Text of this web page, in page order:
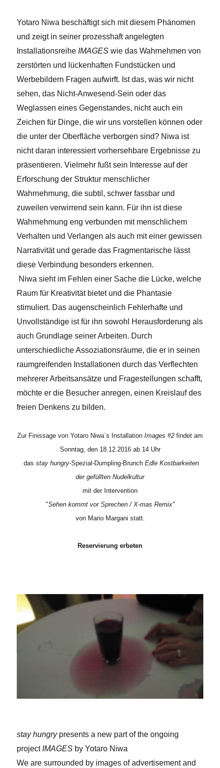
Yotaro Niwa beschäftigt sich mit diesem Phänomen
und zeigt in seiner prozesshaft angelegten
Installationsreihe IMAGES wie das Wahrnehmen von
zerstörten und lückenhaften Fundstücken und
Werbebildern Fragen aufwirft. Ist das, was wir nicht
sehen, das Nicht-Anwesend-Sein oder das
Weglassen eines Gegenstandes, nicht auch ein
Zeichen für Dinge, die wir uns vorstellen können oder
die unter der Oberfläche verborgen sind? Niwa ist
nicht daran interessiert vorhersehbare Ergebnisse zu
präsentieren.Vielmehr fußt sein Interesse auf der
Erforschung der Struktur menschlicher
Wahrnehmung, die subtil, schwer fassbar und
zuweilen verwirrend sein kann. Für ihn ist diese
Wahrnehmung eng verbunden mit menschlichem
Verhalten und Verlangen als auch mit einer gewissen
Narrativität und gerade das Fragmentarische lässt
diese Verbindung besonders erkennen.
Niwa sieht im Fehlen einer Sache die Lücke, welche
Raum für Kreativität bietet und die Phantasie
stimuliert. Das augenscheinlich Fehlerhafte und
Unvollständige ist für ihn sowohl Herausforderung als
auch Grundlage seiner Arbeiten. Durch
unterschiedliche Assoziationsräume, die er in seinen
raumgreifenden Installationen durch das Verflechten
mehrerer Arbeitsansätze und Fragestellungen schafft,
möchte er die Besucher anregen, einen Kreislauf des
freien Denkens zu bilden.
Zur Finissage von Yotaro Niwa`s Installation Images #2 findet am
Sonntag, den 18.12.2016 ab 14 Uhr
das stay hungry-Spezial-Dumpling-Brunch Edle Kostbarkeiten
der gefüllten Nudelkultur
mit der Intervention
"Sehen kommt vor Sprechen / X-mas Remix"
von Mario Margani statt.
Reservierung erbeten
stay hungrypresents a new part of the ongoing
project IMAGES by Yotaro Niwa
We are surrounded by images of advertisement and